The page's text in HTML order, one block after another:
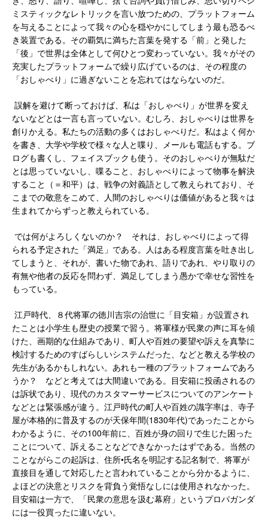
ミスティックなレトリックを言い放つための、プラットフォーム
を与えることによって我々の心を穏やかにしてしまう最も恐るべ
き装置である。その覇気に満ちた言葉を発する「前」と発した
「後」で世界は全体として何ひとつ変わっていない。我々がその
充実したプラットフォームで繰り広げているのは、その程度の
「おしゃべり」に過ぎないことを忘れてはならないのだ。
誤解を避けて断っておけば、私は「おしゃべり」が世界を変え
ないなどとは一言も言っていない。むしろ、おしゃべりは世界を
創りかえる。私たちの活動の多くはおしゃべりだ。私はよく何か
を書き、大学や学校で様々な人と喋り、メールも電話もする。ブ
ログも書くし、フェイスブックも使う。そのおしゃべりが無駄だ
とは思っていないし、喋ること、おしゃべりによって物事を解決
すること（＝和平）は、戦争の対義語として教えられており、そ
こまでの敬意をこめて、人間のおしゃべりは価値があると我々は
生まれてからずっと教えられている。
では何がよろしくないのか？ それは、おしゃべりによって得
られる予定された「満足」である。人はある程度言葉を吐き出し
てしまうと、それが、書いた物であれ、語りであれ、やり取りの
有無や他者の反応を問わず、満足してしまう愚かで幸せな習性を
もっている。
江戸時代、８代将軍の徳川吉宗の治世に「目安箱」が設置され
たことは小学生も歴史の授業で習う。将軍様が民衆の声に耳を傾
けた、画期的な仕組みであり、町人や百姓の要望や訴えを真摯に
検討するためのすばらしいシステムだった、などと教える学校の
先生があるかもしれない。あれも一種のプラットフォームであろ
うか？ などと考えては大間違いである。目安箱に投函されるの
は訴状であり、現代のカスタマーサービスについてのアンケート
などとは緊張感が違う。江戸時代の町人や百姓の識字率は、寺子
屋が本格的に普及するのが天保年間(1830年代)であったことから
わかるように、その100年前に、百姓が身の回りで生じた困った
ことについて、訴えることなどできなかったはずである。当然の
ことながらこの起訴は、住所•氏名を明記する記名制で、将軍が
直接目を通して対応したと言われていることから分かるように、
よほどの決意とリスクを背負う覚悟なしには使用されなかった。
目安箱は一方で、「民衆の意思を汲む幕府」というプロパガンダ
には一役買ったに違いない。